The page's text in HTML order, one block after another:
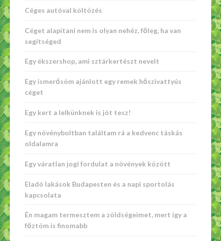
Céges autóval költözés
Céget alapítani nem is olyan nehéz, főleg, ha van
segítséged
Egy ékszershop, ami sztárkertészt nevelt
Egy ismerősöm ajánlott egy remek hőszivattyús
céget
Egy kert a lelkünknek is jót tesz!
Egy növényboltban találtam rá a kedvenc táskás
oldalamra
Egy váratlan jogi fordulat a növények között
Eladó lakások Budapesten és a napi sportolás
kapcsolata
Én magam termesztem a zöldségeimet, mert így a
főztöm is finomabb